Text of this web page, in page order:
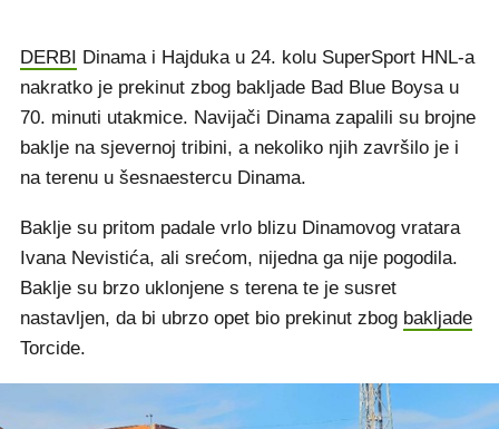
DERBI Dinama i Hajduka u 24. kolu SuperSport HNL-a
nakratko je prekinut zbog bakljade Bad Blue Boysa u
70. minuti utakmice. Navijači Dinama zapalili su brojne
baklje na sjevernoj tribini, a nekoliko njih završilo je i
na terenu u šesnaestercu Dinama.
Baklje su pritom padale vrlo blizu Dinamovog vratara
Ivana Nevistića, ali srećom, nijedna ga nije pogodila.
Baklje su brzo uklonjene s terena te je susret
nastavljen, da bi ubrzo opet bio prekinut zbog bakljade
Torcide.